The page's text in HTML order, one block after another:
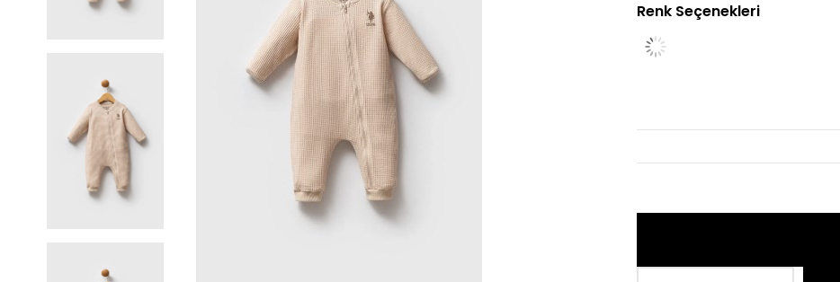
Renk Seçenekleri